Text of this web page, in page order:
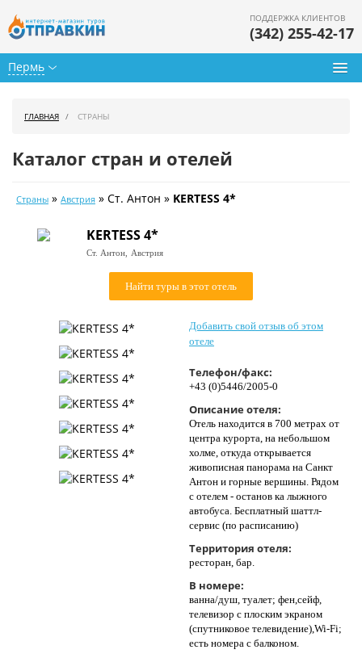
Пермь
ПОДДЕРЖКА КЛИЕНТОВ
(342) 255-42-17
Календарь туров
Цены дня
Контакты
ГЛАВНАЯ СТРАНЫ
Каталог стран и отелей
Страны » Австрия » Ст. Антон » KERTESS 4*
KERTESS 4*
Ст. Антон, Австрия
Найти туры в этот отель
Добавить свой отзыв об этом
отеле
Телефон/факс:
+43 (0)5446/2005-0
Описание отеля:
Oтель находится в 700 метрах от
центра курорта, на небольшом
холме, откуда открывается
живописная панорама на Санкт
Антон и горные вершины. Рядом
с отелем - останов ка лыжного
автобуса. Бесплатный шаттл-
сервис (по расписанию)
Территория отеля:
ресторан, бар.
В номере:
ванна/душ, туалет; фен,сейф,
телевизор с плоским экраном
(спутниковое телевидение),Wi-Fi;
есть номера с балконом.